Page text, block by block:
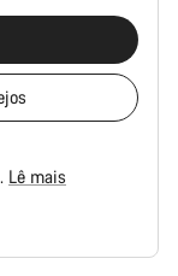
Lê mais